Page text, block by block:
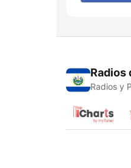
Radios
Radios y